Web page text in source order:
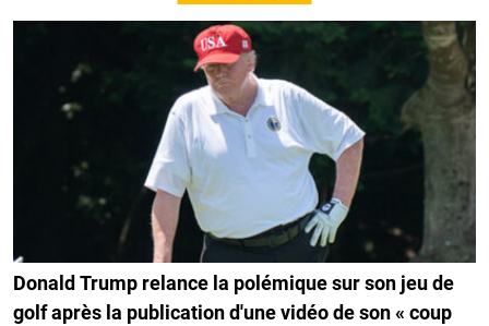
Donald Trump relance la polémique sur son jeu de
golf après la publication d'une vidéo de son « coup